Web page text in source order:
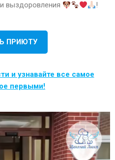
выздоровления
!
ПРИЮТУ
и узнавайте все самое
первыми!